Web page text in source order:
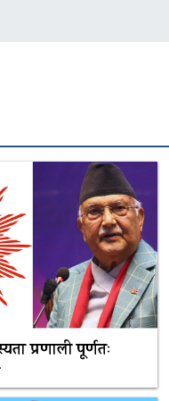
प्रणाली पूर्णतः